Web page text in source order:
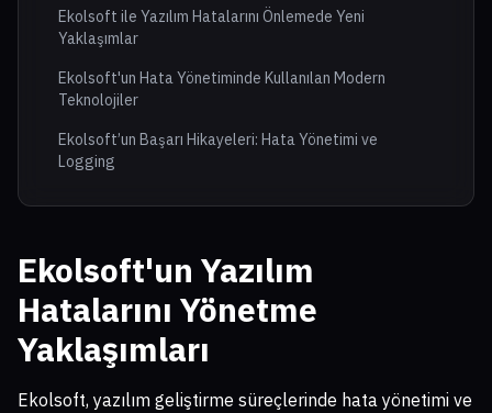
Ekolsoft ile Yazılım Hatalarını Önlemede Yeni
Yaklaşımlar
Ekolsoft'un Hata Yönetiminde Kullanılan Modern
Teknolojiler
Ekolsoft’un Başarı Hikayeleri: Hata Yönetimi ve
Logging
Ekolsoft'un Yazılım
Hatalarını Yönetme
Yaklaşımları
Ekolsoft, yazılım geliştirme süreçlerinde hata yönetimi ve